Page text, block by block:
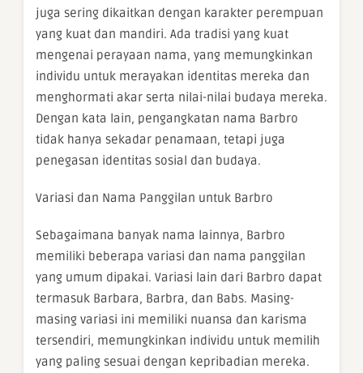
juga sering dikaitkan dengan karakter perempuan
yang kuat dan mandiri. Ada tradisi yang kuat
mengenai perayaan nama, yang memungkinkan
individu untuk merayakan identitas mereka dan
menghormati akar serta nilai-nilai budaya mereka.
Dengan kata lain, pengangkatan nama Barbro
tidak hanya sekadar penamaan, tetapi juga
penegasan identitas sosial dan budaya.
Variasi dan Nama Panggilan untuk Barbro
Sebagaimana banyak nama lainnya, Barbro
memiliki beberapa variasi dan nama panggilan
yang umum dipakai. Variasi lain dari Barbro dapat
termasuk Barbara, Barbra, dan Babs. Masing-
masing variasi ini memiliki nuansa dan karisma
tersendiri, memungkinkan individu untuk memilih
yang paling sesuai dengan kepribadian mereka.